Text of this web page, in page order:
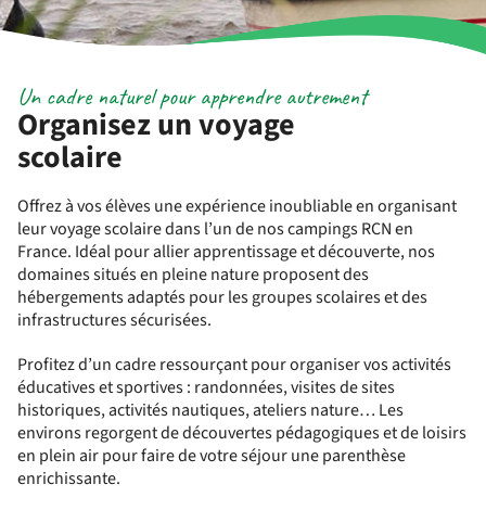
Organisez un voyage
scolaire
Un cadre naturel pour apprendre autrement
Offrez à vos élèves une expérience inoubliable en organisant
leur voyage scolaire dans l’un de nos campings RCN en
France. Idéal pour allier apprentissage et découverte, nos
domaines situés en pleine nature proposent des
hébergements adaptés pour les groupes scolaires et des
infrastructures sécurisées.
Profitez d’un cadre ressourçant pour organiser vos activités
éducatives et sportives : randonnées, visites de sites
historiques, activités nautiques, ateliers nature… Les
environs regorgent de découvertes pédagogiques et de loisirs
en plein air pour faire de votre séjour une parenthèse
enrichissante.